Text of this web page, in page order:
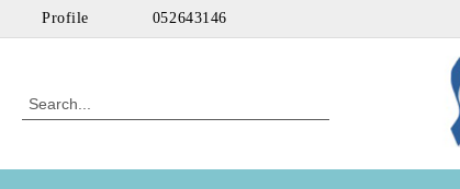
Profile 052643146